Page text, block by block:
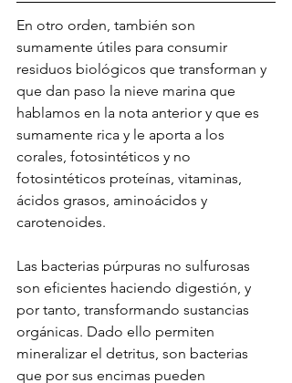
En otro orden, también son
sumamente útiles para consumir
residuos biológicos que transforman y
que dan paso la nieve marina que
hablamos en la nota anterior y que es
sumamente rica y le aporta a los
corales, fotosintéticos y no
fotosintéticos proteínas, vitaminas,
ácidos grasos, aminoácidos y
carotenoides.
Las bacterias púrpuras no sulfurosas
son eficientes haciendo digestión, y
por tanto, transformando sustancias
orgánicas. Dado ello permiten
mineralizar el detritus, son bacterias
que por sus encimas pueden